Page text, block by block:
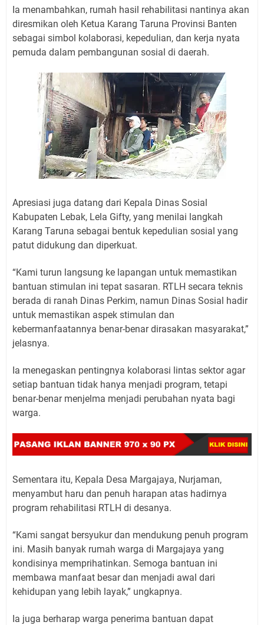
Ia menambahkan, rumah hasil rehabilitasi nantinya akan
diresmikan oleh Ketua Karang Taruna Provinsi Banten
sebagai simbol kolaborasi, kepedulian, dan kerja nyata
pemuda dalam pembangunan sosial di daerah.
Apresiasi juga datang dari Kepala Dinas Sosial
Kabupaten Lebak, Lela Gifty, yang menilai langkah
Karang Taruna sebagai bentuk kepedulian sosial yang
patut didukung dan diperkuat.
“Kami turun langsung ke lapangan untuk memastikan
bantuan stimulan ini tepat sasaran. RTLH secara teknis
berada di ranah Dinas Perkim, namun Dinas Sosial hadir
untuk memastikan aspek stimulan dan
kebermanfaatannya benar-benar dirasakan masyarakat,”
jelasnya.
Ia menegaskan pentingnya kolaborasi lintas sektor agar
setiap bantuan tidak hanya menjadi program, tetapi
benar-benar menjelma menjadi perubahan nyata bagi
warga.
Sementara itu, Kepala Desa Margajaya, Nurjaman,
menyambut haru dan penuh harapan atas hadirnya
program rehabilitasi RTLH di desanya.
“Kami sangat bersyukur dan mendukung penuh program
ini. Masih banyak rumah warga di Margajaya yang
kondisinya memprihatinkan. Semoga bantuan ini
membawa manfaat besar dan menjadi awal dari
kehidupan yang lebih layak,” ungkapnya.
Ia juga berharap warga penerima bantuan dapat